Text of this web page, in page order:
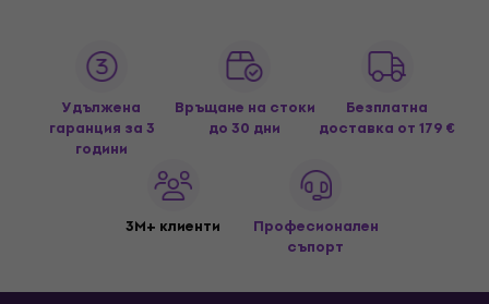
Удължена
гаранция за 3
години
Връщане на стоки
до 30 дни
Безплатна
доставка от 179 €
3M+ клиенти
Професионален
съпорт